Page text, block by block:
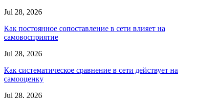
Jul 28, 2026
Как постоянное сопоставление в сети влияет на
самовосприятие
Jul 28, 2026
Как систематическое сравнение в сети действует на
самооценку
Jul 28, 2026